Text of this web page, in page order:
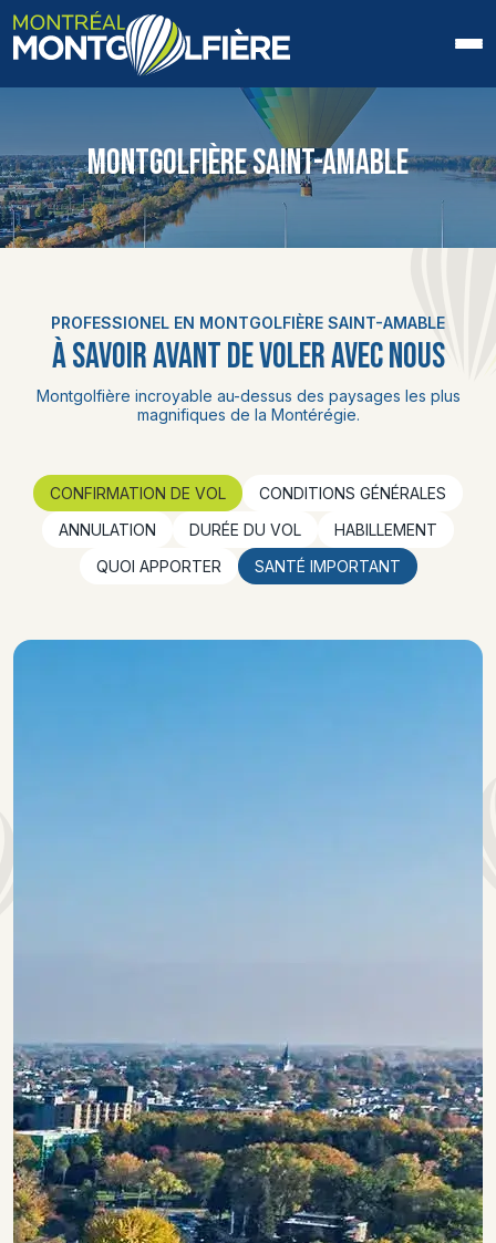
QUI SOMMES-NOUS
FAQ
PHOTOS ET VIDÉOS
CONTACT
MONTGOLFIÈRE SAINT-AMABLE
PROFESSIONEL EN MONTGOLFIÈRE SAINT-AMABLE
À SAVOIR AVANT DE VOLER AVEC NOUS
Montgolfière incroyable au-dessus des paysages les plus
magnifiques de la Montérégie.
CONFIRMATION DE VOL
CONDITIONS GÉNÉRALES
ANNULATION
DURÉE DU VOL
HABILLEMENT
QUOI APPORTER
SANTÉ IMPORTANT